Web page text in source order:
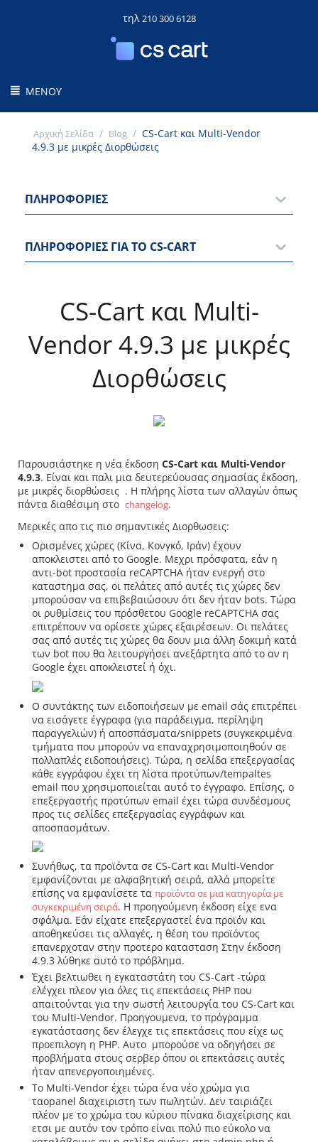
τηλ210 300 6128
ΜΕΝΟΎ
Αρχική Σελίδα / Blog / CS-Cart και Multi-Vendor
4.9.3 με μικρές Διορθώσεις
ΠΛΗΡΟΦΟΡΊΕΣ
ΠΛΗΡΟΦΟΡΊΕΣ ΓΙΑ ΤΟ CS-CART
CS-Cart και Multi-
Vendor 4.9.3 με μικρές
Διορθώσεις
Παρουσιάστηκε η νέα έκδοση CS-Cart και Multi-Vendor
4.9.3. Είναι και παλι μια δευτερεύουσας σημασίας έκδοση,
με μικρές διορθώσεις . Η πλήρης λίστα των αλλαγών όπως
πάντα διαθέσιμη στο changelog.
Μερικές απο τις πιο σημαντικές Διορθωσεις:
Ορισμένες χώρες (Κίνα, Κονγκό, Ιράν) έχουν
αποκλειστει από το Google. Μεχρι πρόσφατα, εάν η
αντι-bot προστασία reCAPTCHA ήταν ενεργή στο
καταστημα σας, οι πελάτες από αυτές τις χώρες δεν
μπορούσαν να επιβεβαιώσουν ότι δεν ήταν bots. Τώρα
οι ρυθμίσεις του πρόσθετου Google reCAPTCHA σας
επιτρέπουν να ορίσετε χώρες εξαιρέσεων. Οι πελάτες
σας από αυτές τις χώρες θα δουν μια άλλη δοκιμή κατά
των bot που θα λειτουργήσει ανεξάρτητα από το αν η
Google έχει αποκλειστεί ή όχι.
Ο συντάκτης των ειδοποιήσεων με email σάς επιτρέπει
να εισάγετε έγγραφα (για παράδειγμα, περίληψη
παραγγελιών) ή αποσπάσματα/snippets (συγκεκριμένα
τμήματα που μπορούν να επαναχρησιμοποιηθούν σε
πολλαπλές ειδοποιήσεις). Τώρα, η σελίδα επεξεργασίας
κάθε εγγράφου έχει τη λίστα προτύπων/tempaltes
email που χρησιμοποιείται αυτό το έγγραφο. Επίσης, ο
επεξεργαστής προτύπων email έχει τώρα συνδέσμους
προς τις σελίδες επεξεργασίας εγγράφων και
αποσπασμάτων.
Συνήθως, τα προϊόντα σε CS-Cart και Multi-Vendor
εμφανίζονται με αλφαβητική σειρά, αλλά μπορείτε
επίσης να εμφανίσετε τα προϊόντα σε μια κατηγορία με
συγκεκριμένη σειρά. Η προηγούμενη έκδοση είχε ενα
σφάλμα. Εάν είχατε επεξεργαστεί ένα προϊόν και
αποθηκεύσει τις αλλαγές, η θέση του προϊόντος
επανερχοταν στην προτερο κατασταση Στην έκδοση
4.9.3 λύθηκε αυτό το πρόβλημα.
Έχει βελτιωθει η εγκαταστάτη του CS-Cart -τώρα
ελέγχει πλεον για όλες τις επεκτάσεις PHP που
απαιτούνται για την σωστή λειτουργία του CS-Cart και
του Multi-Vendor. Προηγουμενα, το πρόγραμμα
εγκατάστασης δεν έλεγχε τις επεκτάσεις που είχε ως
προεπιλογη η PHP. Αυτο μπορούσε να οδηγήσει σε
προβλήματα στους σερβερ όπου οι επεκτάσεις αυτές
ήταν απενεργοποιημένες.
Το Multi-Vendor έχει τώρα ένα νέο χρώμα για
ταοpanel διαχειριστη των πωλητών. Δεν ταιριάζει
πλέον με το χρώμα του κύριου πίνακα διαχείρισης και
ετσι με αυτόν τον τρόπο είναι πολύ πιο εύκολο να